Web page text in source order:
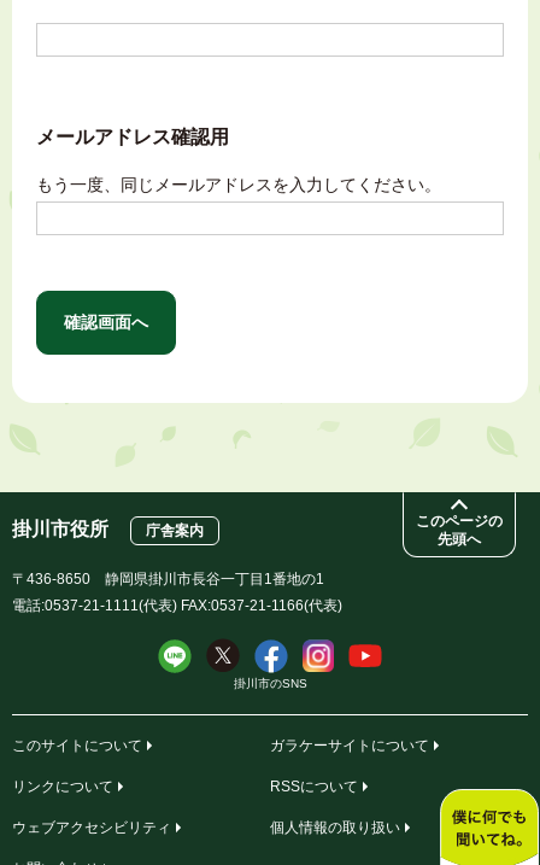
メールアドレス確認用
もう一度、同じメールアドレスを入力してください。
このページの
先頭へ
掛川市役所 庁舎案内
〒436-8650 静岡県掛川市長谷一丁目1番地の1
電話:0537-21-1111(代表) FAX:0537-21-1166(代表)
掛川市のSNS
このサイトについて ガラケーサイトについて
リンクについて RSSについて
ウェブアクセシビリティ 個人情報の取り扱い